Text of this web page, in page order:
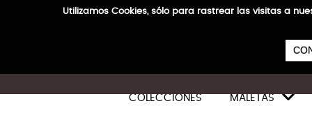
Utilizamos Cookies, sólo para rastrear las visitas a
COLECCIONES MALETAS 